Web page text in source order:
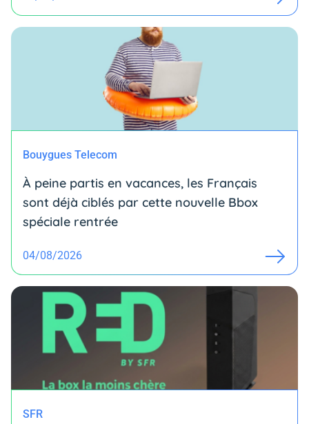
Bouygues Telecom
À peine partis en vacances, les Français
sont déjà ciblés par cette nouvelle Bbox
spéciale rentrée
04/08/2026
SFR